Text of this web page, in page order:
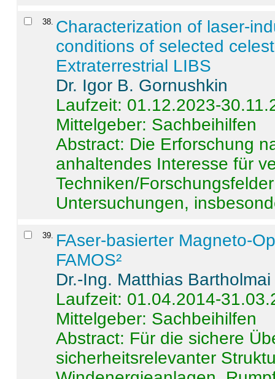
38. Characterization of laser-
conditions of selected
Extraterrestrial LIBS
Dr. Igor B. Gornushkin
Laufzeit: 01.12.2023-
Mittelgeber: Sachbeihilfen
Abstract: Die Erforschung
anhaltendes Interesse für
Techniken/
Untersuchungen,
39. FAser-basierter Magneto-
FAMOS²
Dr.-Ing. Matthias Bartholmai
Laufzeit: 01.04.2014-
Mittelgeber: Sachbeihilfen
Abstract: Für die sichere
sicherheitsrelevanter